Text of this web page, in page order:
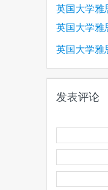
英国大学雅
英国大学雅
(1)
英国大学雅
(1)
发表评论